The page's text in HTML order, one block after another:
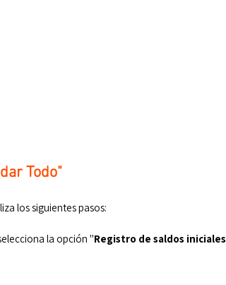
Todo"
los siguientes pasos:
la opción "Registro de saldos iniciales